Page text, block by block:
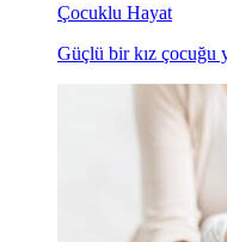
Çocuklu Hayat
Güçlü bir kız çocuğu